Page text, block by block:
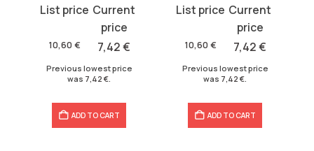
10,60 €
Original
was:
7,42€
Current
is:
Previous lowest price
was 7,42 €
ADD TO CART
10,60 €
Original
was:
7,42€
Current
is:
Previous lowest price
was 7,42 €
ADD TO CART